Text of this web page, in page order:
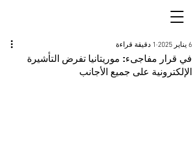
في قرار مفاجىء: موريتانيا تفرض التأشيرة
الإلكترونية على جميع الأجانب
6 يناير 2025 1 دقيقة قراءة